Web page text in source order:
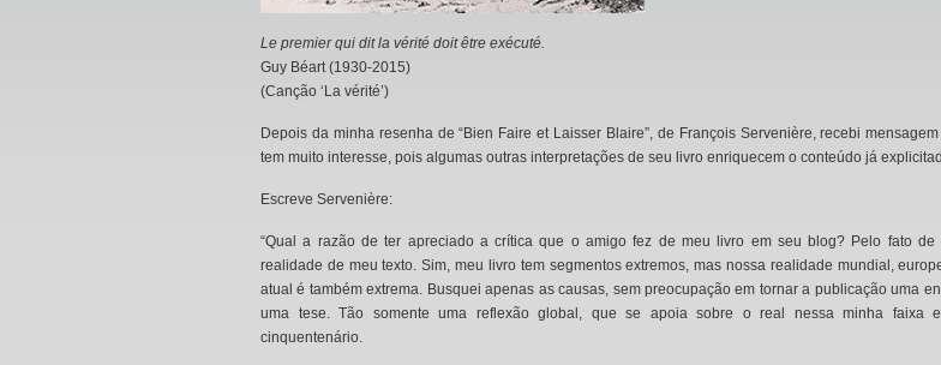
Le premier qui dit la vérité doit être exécuté.
Guy Béart (1930-2015)
(Canção ‘La vérité’)
Depois da minha resenha de “Bien Faire et Laisser Blaire”, de François Servenière, recebi
tem muito interesse, pois algumas outras interpretações de seu livro enriquecem o conteúdo já
Escreve Servenière:
“Qual a razão de ter apreciado a crítica que o amigo fez de meu livro em seu blog? Pelo fato de
realidade de meu texto. Sim, meu livro tem segmentos extremos, mas nossa realidade mundial,
atual é também extrema. Busquei apenas as causas, sem preocupação em tornar a publicação uma
uma tese. Tão somente uma reflexão global, que se apoia sobre o real nessa minha faixa
cinquentenário.